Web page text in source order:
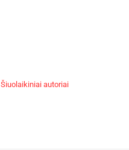
Šiuolaikiniai autoriai